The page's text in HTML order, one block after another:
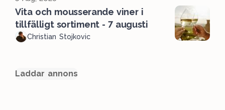
Vita och mousserande viner i
tillfälligt sortiment - 7 augusti
Christian Stojkovic
Laddar annons